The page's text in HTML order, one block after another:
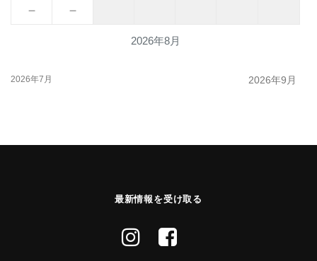
2026年8月
－ －
2026年7月 2026年9月
最新情報を受け取る